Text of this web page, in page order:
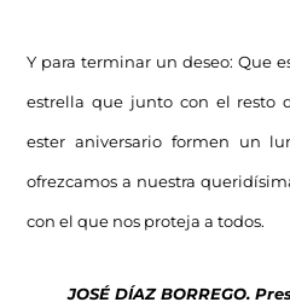
Y para terminar un deseo: Que
estrella que junto con el resto
ester aniversario formen un
ofrezcamos a nuestra
con el que nos proteja a todos.
JOSÉ DÍAZ BORREGO.